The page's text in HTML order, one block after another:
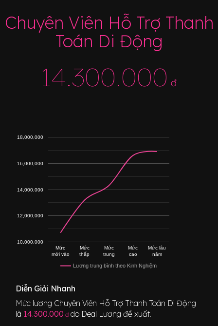
Chuyên Viên Hỗ Trợ Thanh
Toán Di Động
14.300.000 đ
Lương trung bình theo Kinh Nghiệm
Mức
mới vào
Mức
thấp
Mức
trung
Mức
cao
Mức lâu
năm
10,000,000
12,000,000
14,000,000
16,000,000
18,000,000
Diễn Giải Nhanh
Mức lương Chuyên Viên Hỗ Trợ Thanh Toán Di Động
là 14.300.000 đdo Deal Lương đề xuất.